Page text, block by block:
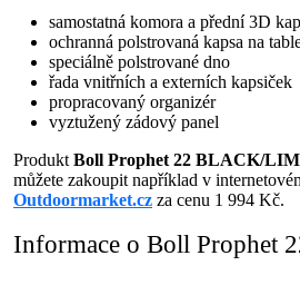
samostatná komora a přední 3D
ochranná polstrovaná kapsa na
speciálně polstrované dno
řada vnitřních a externích kapsiček
propracovaný organizér
vyztužený zádový panel
Produkt Boll Prophet 22 BLACK/
můžete zakoupit například v
Outdoormarket.cz za cenu 1 994 Kč.
Informace o Boll Prophet